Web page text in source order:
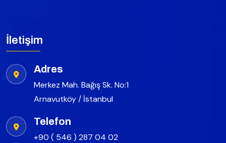
İletişim
Adres
Merkez Mah. Bağış Sk. No:1
Arnavutköy / İstanbul
Telefon
+90 ( 546 ) 287 04 02